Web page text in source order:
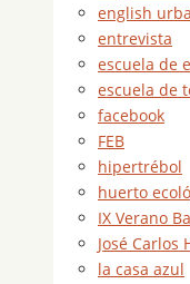
english
entrevista
escuela de
escuela de
facebook
FEB
hipertrébol
huerto
IX Verano
José Carlos
la casa azul